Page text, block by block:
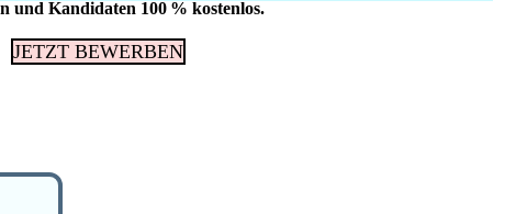
und Kandidaten 100 % kostenlos.
JETZT BEWERBEN